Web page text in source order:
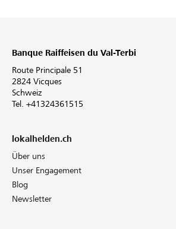
Banque Raiffeisen du Val-Terbi
Route Principale 51
2824 Vicques
Schweiz
Tel. +41324361515
lokalhelden.ch
Über uns
Unser Engagement
Blog
Newsletter